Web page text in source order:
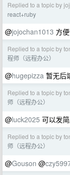
Replied to a topic by
react+ruby
@jojochan1013 方
Replied to a topic by
程师（远程办公）
@hugepizza 暂无后
Replied to a topic by
师（远程办公）
@luck2025 可以发
Replied to a topic by
师（远程办公）
@Gouson @